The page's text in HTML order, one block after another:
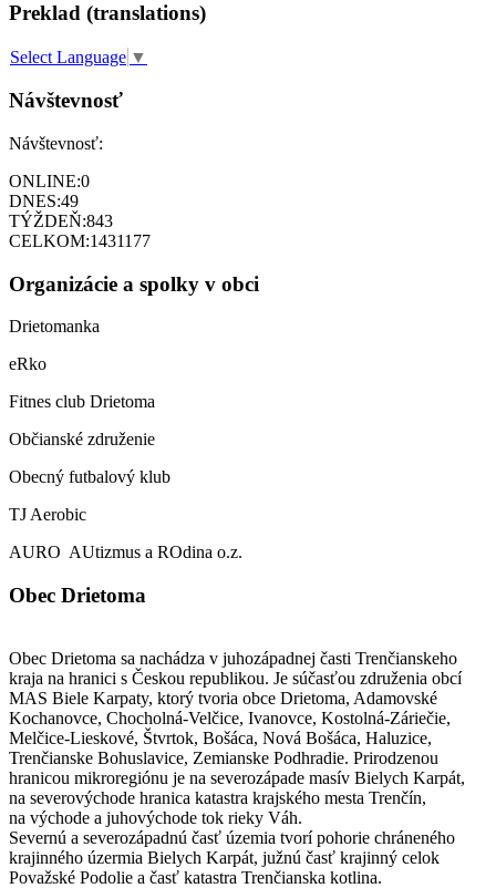
Preklad (translations)
Select Language ▼
Návštevnosť
Návštevnosť:
ONLINE:0
DNES:49
TÝŽDEŇ:843
CELKOM:1431177
Organizácie a spolky v obci
Drietomanka
eRko
Fitnes club Drietoma
Občianské združenie
Obecný futbalový klub
TJ Aerobic
AURO AUtizmus a ROdina o.z.
Obec Drietoma
Obec Drietoma sa nachádza v juhozápadnej časti Trenčianskeho
kraja na hranici s Českou republikou. Je súčasťou združenia obcí
MAS Biele Karpaty, ktorý tvoria obce Drietoma, Adamovské
Kochanovce, Chocholná-Velčice, Ivanovce, Kostolná-Záriečie,
Melčice-Lieskové, Štvrtok, Bošáca, Nová Bošáca, Haluzice,
Trenčianske Bohuslavice, Zemianske Podhradie. Prirodzenou
hranicou mikroregiónu je na severozápade masív Bielych Karpát,
na severovýchode hranica katastra krajského mesta Trenčín,
na východe a juhovýchode tok rieky Váh.
Severnú a severozápadnú časť územia tvorí pohorie chráneného
krajinného úzermia Bielych Karpát, južnú časť krajinný celok
Považské Podolie a časť katastra Trenčianska kotlina.